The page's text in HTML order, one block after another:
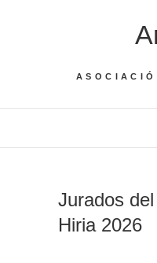
Jurados
Hiria 2026